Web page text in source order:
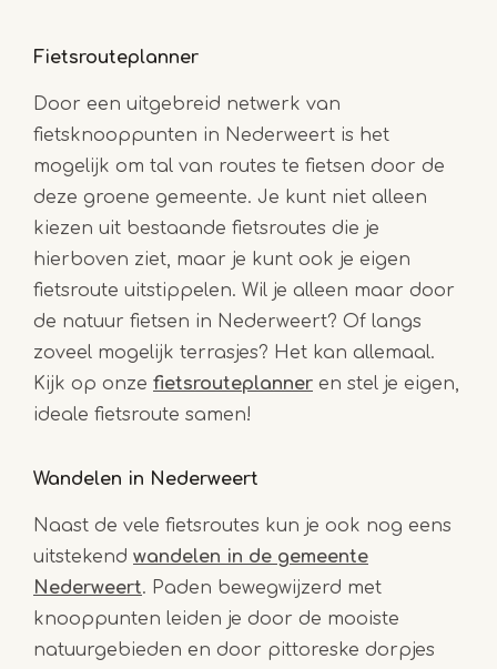
Fietsrouteplanner
Door een uitgebreid netwerk van
fietsknooppunten in Nederweert is het
mogelijk om tal van routes te fietsen door de
deze groene gemeente. Je kunt niet alleen
kiezen uit bestaande fietsroutes die je
hierboven ziet, maar je kunt ook je eigen
fietsroute uitstippelen. Wil je alleen maar door
de natuur fietsen in Nederweert? Of langs
zoveel mogelijk terrasjes? Het kan allemaal.
Kijk op onze fietsrouteplanner en stel je eigen,
ideale fietsroute samen!
Wandelen in Nederweert
Naast de vele fietsroutes kun je ook nog eens
uitstekend wandelen in de gemeente
Nederweert. Paden bewegwijzerd met
knooppunten leiden je door de mooiste
natuurgebieden en door pittoreske dorpjes